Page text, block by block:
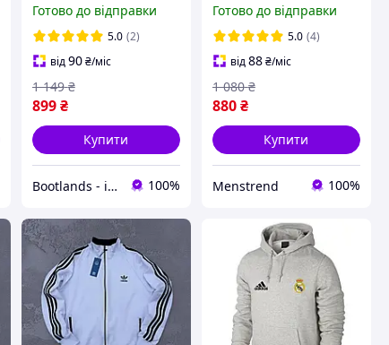
Олімпійка на блискавці
з лампасом жіноча
зіпка Туреччина
Готово до відправки
5.0 (2)
від90 ₴/міс
899 ₴
1 149 ₴
Купити
Bootlands - інтернет-магазин взуття та одягу 100%
двухнитка весна-літо-
осінь, Спортивка
олімпійка Адідас
Готово до відправки
5.0 (4)
від88₴/міс
880₴
1 080 ₴
Купити
Menstrend 100%